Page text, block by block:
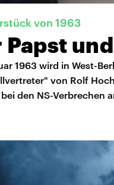
von 1963
Papst
1963 wird in West-
von Rolf
den NS-Verbrechen